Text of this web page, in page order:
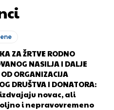
ZA ŽRTVE RODNO
NASILJA I DALJE
ORGANIZACIJA
DRUŠTVA I DONATORA:
novac, ali
i nepravovremeno